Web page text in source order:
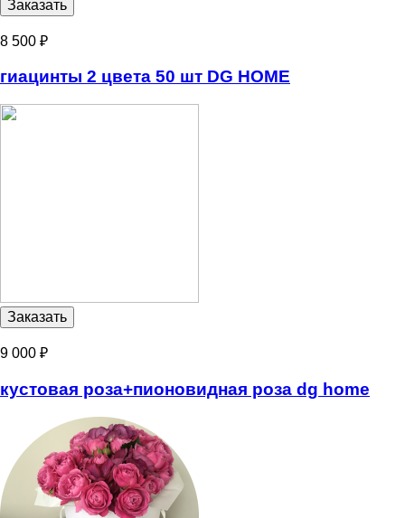
8 500 ₽
гиацинты 2 цвета 50 шт DG HOME
9 000 ₽
кустовая роза+пионовидная роза dg home